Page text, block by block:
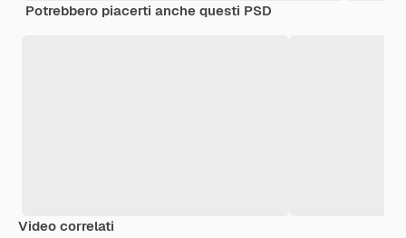
Potrebbero piacerti anche questi PSD
Video correlati